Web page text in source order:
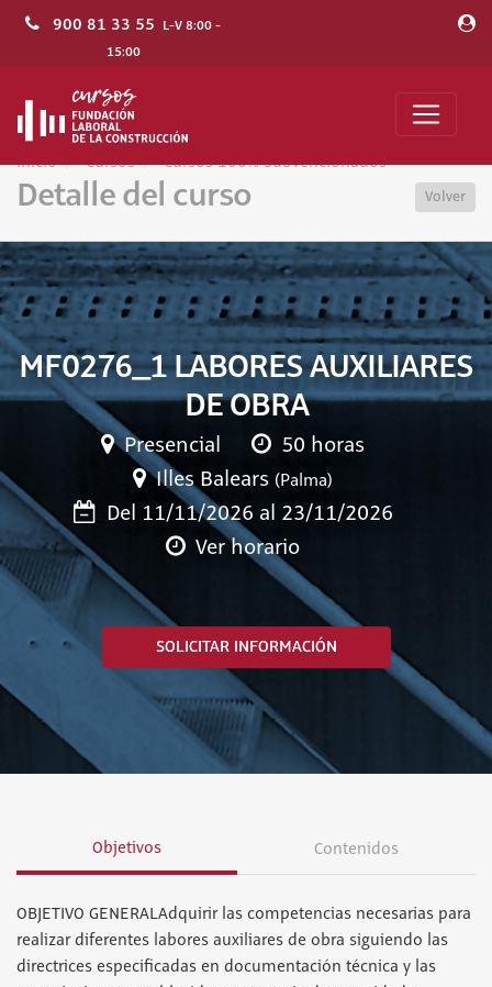
900 81 33 55 L-V 8:00 -
15:00
Inicio Cursos Cursos 100% Subvencionados
Detalle del curso Volver
MF0276_1 LABORES AUXILIARES
DE OBRA
Presencial
50 horas
Illes Balears (Palma)
Del 11/11/2026 al 23/11/2026
Ver horario
SOLICITAR INFORMACIÓN
Objetivos Contenidos
OBJETIVO GENERALAdquirir las competencias necesarias para
realizar diferentes labores auxiliares de obra siguiendo las
directrices especificadas en documentación técnica y las